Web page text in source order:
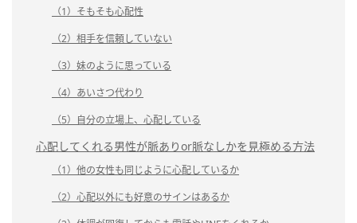
（1）そもそも心配性
（2）相手を信頼していない
（3）妹のように思っている
（4）あいさつ代わり
（5）自分の立場上、心配している
心配してくれる男性が脈ありor脈なしかを見極める方法
（1）他の女性も同じように心配しているか
（2）心配以外にも好意のサインはあるか